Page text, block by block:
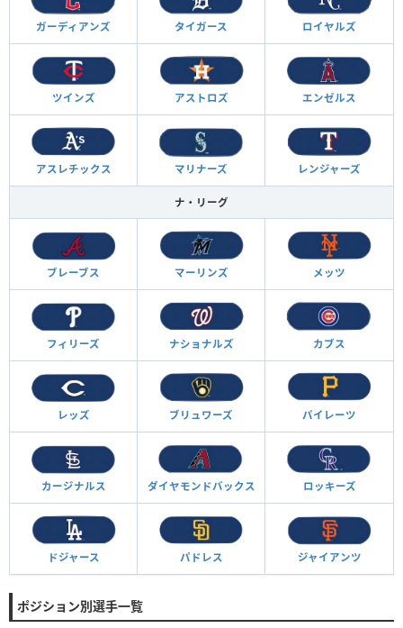
ガーディアンズ タイガース ロイヤルズ
ツインズ アストロズ エンゼルス
アスレチックス マリナーズ レンジャーズ
ナ・リーグ
ブレーブス マーリンズ メッツ
フィリーズ ナショナルズ カブス
レッズ ブリュワーズ パイレーツ
カージナルス ダイヤモンドバックス ロッキーズ
ドジャース パドレス ジャイアンツ
ポジション別選手一覧